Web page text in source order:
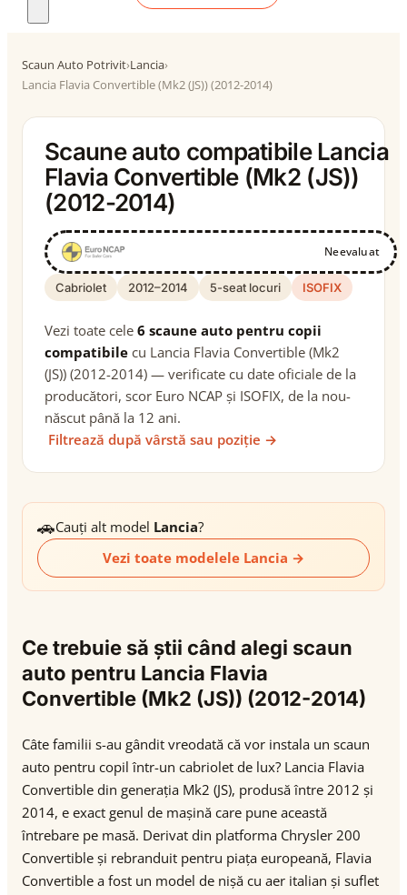
Scaun Auto Potrivit›Lancia›
Lancia Flavia Convertible (Mk2 (JS)) (2012-2014)
Scaune auto compatibile Lancia
Flavia Convertible (Mk2 (JS))
(2012-2014)
Neevaluat
Cabriolet 2012–2014 5-seat locuri ISOFIX
Vezi toate cele 6 scaune auto pentru copii
compatibile cu Lancia Flavia Convertible (Mk2
(JS)) (2012-2014) — verificate cu date oficiale de la
producători, scor Euro NCAP și ISOFIX, de la nou-
născut până la 12 ani.
Filtrează după vârstă sau poziție →
🚗Cauți alt model Lancia?
Vezi toate modelele Lancia →
Ce trebuie să știi când alegi scaun
auto pentru Lancia Flavia
Convertible (Mk2 (JS)) (2012-2014)
Câte familii s-au gândit vreodată că vor instala un scaun
auto pentru copil într-un cabriolet de lux? Lancia Flavia
Convertible din generația Mk2 (JS), produsă între 2012 și
2014, e exact genul de mașină care pune această
întrebare pe masă. Derivat din platforma Chrysler 200
Convertible și rebranduit pentru piața europeană, Flavia
Convertible a fost un model de nișă cu aer italian și suflet